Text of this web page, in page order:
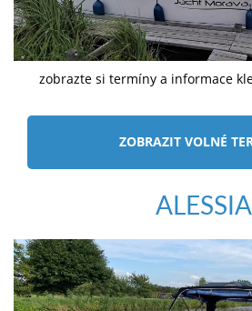
zobrazte si termíny a informace
ZOBRAZIT VOLNÉ
ALESSIA